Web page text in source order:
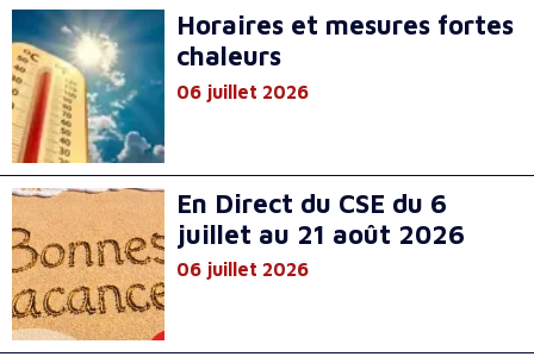
Horaires et mesures fortes
chaleurs
06 juillet 2026
En Direct du CSE du 6
juillet au 21 août 2026
06 juillet 2026